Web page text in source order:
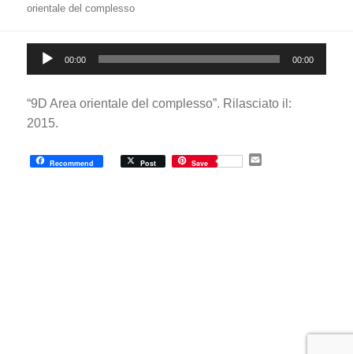
orientale del complesso
Player
00:00 00:00
“9D Area orientale del complesso”. Rilasciato il:
2015.
Recommend Post Save